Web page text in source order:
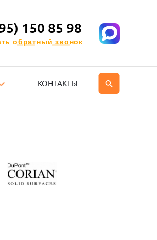
150 85 98
обратный звонок
КОНТАКТЫ